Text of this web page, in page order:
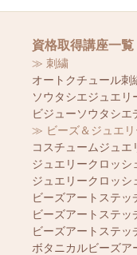
資格取得講座一覧
≫ 刺繍
オートクチュール刺
ソウタシエジュエリ
ビジューソウタシエ
≫ ビーズ＆ジュエリ
コスチュームジュエ
ジュエリークロッシ
ジュエリークロッシ
ビーズアートステッ
ビーズアートステッ
ビーズアートステッ
ボタニカルビーズア